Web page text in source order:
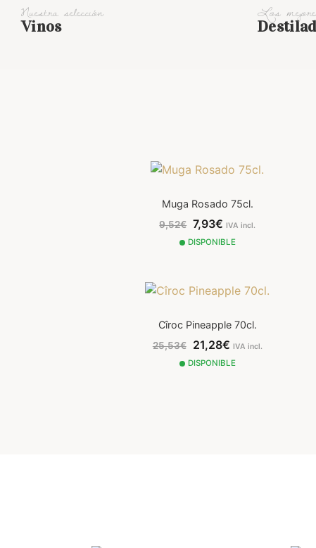
Nuestra selección
Vinos
Los
Muga Rosado 75cl.
9,52€ 7,93€IVA incl.
DISPONIBLE
Cîroc Pineapple 70cl.
25,53€ 21,28€ IVA incl.
DISPONIBLE